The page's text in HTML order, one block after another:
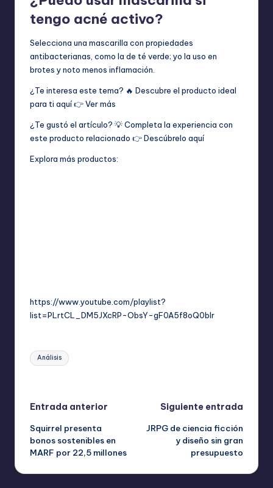
tengo acné activo?
Selecciona una mascarilla con propiedades
antibacterianas, como la de té verde; yo la uso en
brotes y noto menos inflamación.
¿Te interesa este tema? 🔥 Descubre el producto ideal
para ti aquí 👉Ver más
¿Te gustó el artículo? 💡 Completa la experiencia con
este producto relacionado 👉Descúbrelo aquí
Explora más productos:
https://www.youtube.com/playlist?
list=PLrtCL_DM5JXcRP-ObsY-gF0A5f8oQ0bIr
Etiquetas:
Análisis
Navegación
de
entradas
Entrada anterior
Squirrel presenta
bonos sostenibles en
MARF por 22,5 millones
Siguiente entrada
JRPG de ciencia ficción
y diseño sin gran
presupuesto